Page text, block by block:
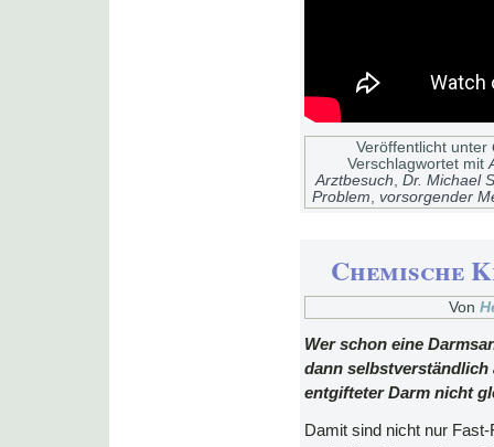
Veröffentlicht unter
Verschlagwortet mit
Arztbesuch, Dr. Michael
Problem, vorsorgender
Chemische
Von
Wer schon eine
dann selbstverständlich
entgifteter Darm nicht
Damit sind nicht nur